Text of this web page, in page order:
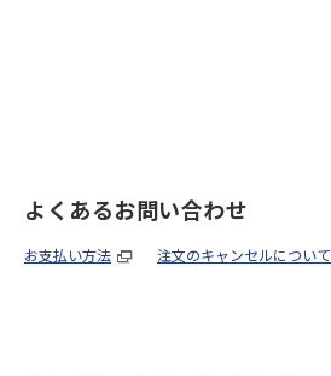
よくあるお問い合わせ
お支払い方法 注文のキャンセルについて